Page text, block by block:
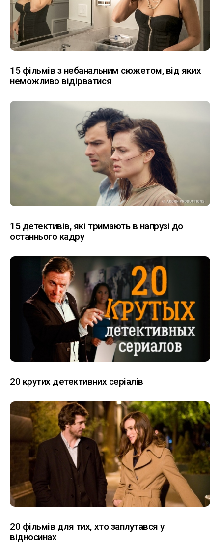
15 фільмів з небанальним сюжетом, від яких
неможливо відірватися
15 детективів, які тримають в напрузі до
останнього кадру
20 крутих детективних серіалів
20 фільмів для тих, хто заплутався у
відносинах